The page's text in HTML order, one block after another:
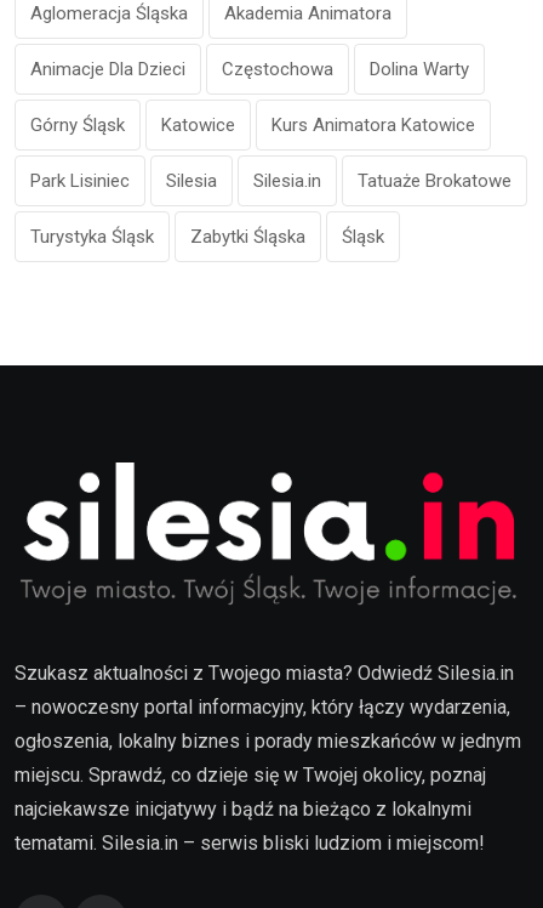
Aglomeracja Śląska Akademia Animatora
Animacje Dla Dzieci Częstochowa Dolina Warty
Górny Śląsk Katowice Kurs Animatora Katowice
Park Lisiniec Silesia Silesia.in Tatuaże Brokatowe
Turystyka Śląsk Zabytki Śląska Śląsk
Szukasz aktualności z Twojego miasta? Odwiedź Silesia.in
– nowoczesny portal informacyjny, który łączy wydarzenia,
ogłoszenia, lokalny biznes i porady mieszkańców w jednym
miejscu. Sprawdź, co dzieje się w Twojej okolicy, poznaj
najciekawsze inicjatywy i bądź na bieżąco z lokalnymi
tematami. Silesia.in – serwis bliski ludziom i miejscom!